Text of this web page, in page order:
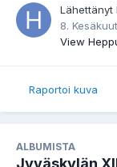
Lähettänyt
8.
View
Raportoi kuva
ALBUMISTA
Jyväskylän